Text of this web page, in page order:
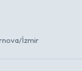
İzmir